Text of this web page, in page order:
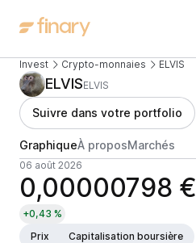
Invest Crypto-monnaies ELVIS
ELVISELVIS
Suivre dans votre portfolio
GraphiqueÀ proposMarchés
06 août 2026
0,00000798 €
+0,43 %
Prix
Capitalisation boursière